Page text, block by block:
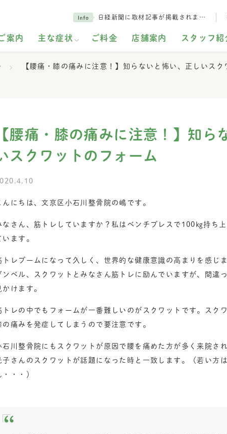
日経新聞に取材記事が掲載されま…
案内 主な症状 ご料金 店舗案内 スタッフ紹
【腰痛・膝の痛みに注意！】知らないと怖い、正しいスク
【腰痛・膝の痛みに注意！】知ら
スクワットのフォーム
んにちは、文京区小石川整骨院の嶋です。
なさん、筋トレしていますか？私はベンチプレスで100㎏持ち
います。
トレブームになって久しく、世界的な健康意識の高まりを感じ
ンベル、スクワットとみなさん筋トレに励んでいますが、間違
かけます。
トレの中でもフォームが一番難しいのがスクワットです。スク
の痛みを発症してしまうので要注意です。
石川整骨院にもスクワットが原因で腰を痛めた方が多く来院さ
子さんのスクワットが話題になった時と一致します。（若い方
・・・）